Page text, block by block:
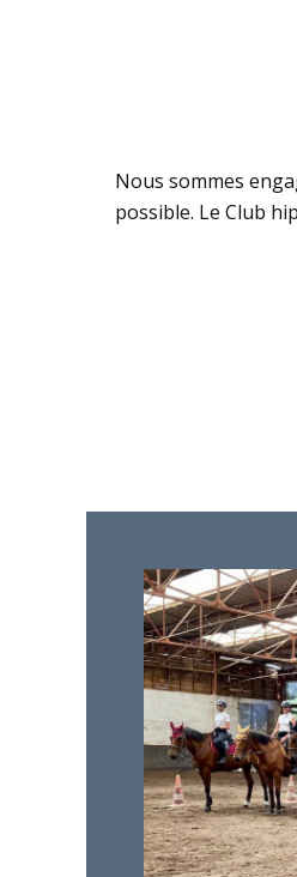
Nous sommes
possible. Le Club